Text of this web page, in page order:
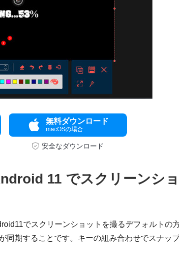
無料ダウンロード
macOSの場合
安全なダウンロード
11 でスクリーンショ
でスクリーンショットを撮るデフォルトの
同期することです。キーの組み合わせでスナッ